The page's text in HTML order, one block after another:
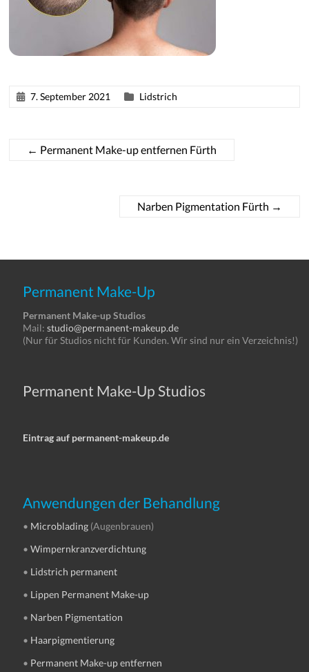
7. September 2021 Lidstrich
← Permanent Make-up entfernen Fürth
Narben Pigmentation Fürth →
Permanent Make-Up
Permanent Make-up Studios
Mail:studio@permanent-makeup.de
(Nur für Studios nicht für Kunden. Wir sind nur ein Verzeichnis!)
Permanent Make-Up Studios
Eintrag auf permanent-makeup.de
Anwendungen der Behandlung
• Microblading (Augenbrauen)
•Wimpernkranzverdichtung
• Lidstrich permanent
• Lippen Permanent Make-up
• Narben Pigmentation
• Haarpigmentierung
• Permanent Make-up entfernen